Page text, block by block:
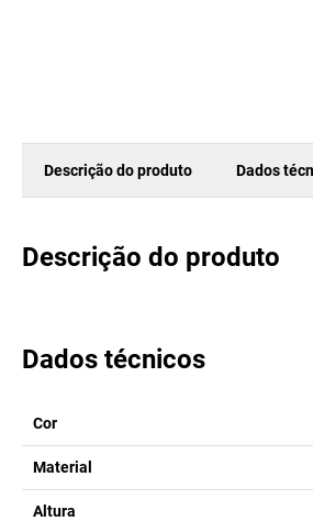
Descrição do produto Dados
Descrição do produto
Dados técnicos
Cor
Material
Altura